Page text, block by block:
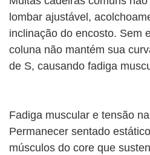
lombar ajustável,
inclinação do encosto. Sem
coluna não mantém sua
de S, causando fadiga
Fadiga muscular e tensão
Permanecer sentado
músculos do core que